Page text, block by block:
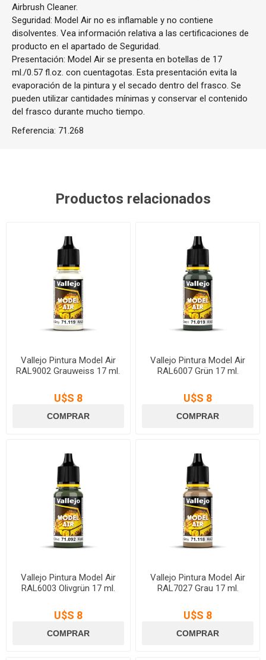
Airbrush Cleaner.
Seguridad: Model Air no es inflamable y no contiene
disolventes. Vea información relativa a las certificaciones de
producto en el apartado de Seguridad.
Presentación: Model Air se presenta en botellas de 17
ml./0.57 fl.oz. con cuentagotas. Esta presentación evita la
evaporación de la pintura y el secado dentro del frasco. Se
pueden utilizar cantidades mínimas y conservar el contenido
del frasco durante mucho tiempo.
Referencia: 71.268
Productos relacionados
Vallejo Pintura Model Air
RAL9002 Grauweiss 17 ml.
U$S 8
Vallejo Pintura Model Air
RAL6007 Grün 17 ml.
U$S 8
Vallejo Pintura Model Air
RAL6003 Olivgrün 17 ml.
U$S 8
Vallejo Pintura Model Air
RAL7027 Grau 17 ml.
U$S 8